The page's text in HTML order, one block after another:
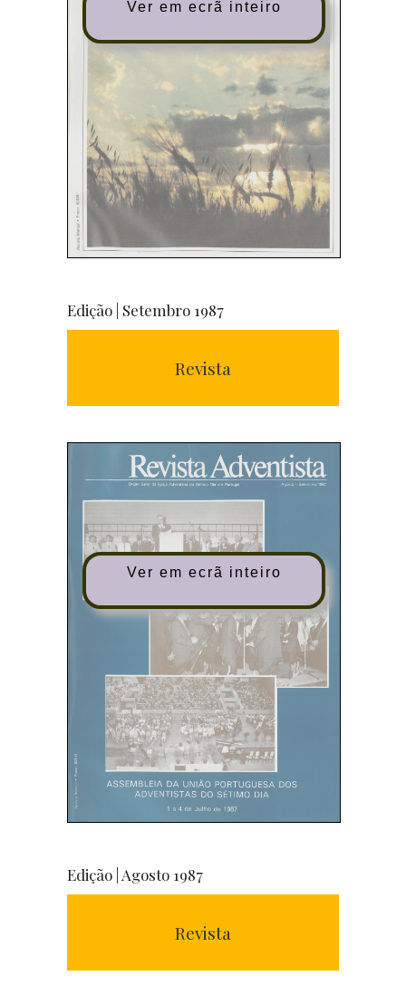
Ver em ecrã inteiro
Edição | Setembro 1987
Revista
Ver em ecrã inteiro
Edição | Agosto 1987
Revista